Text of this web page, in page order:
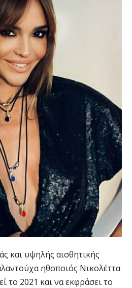
και υψηλής αισθητικής
ηθοποιός Νικολέττα
το 2021 και να εκφράσει το